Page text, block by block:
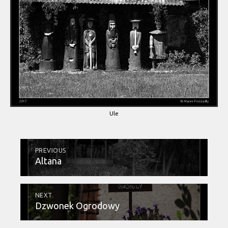
Ule
PREVIOUS
Altana
NEXT
Dzwonek Ogrodowy